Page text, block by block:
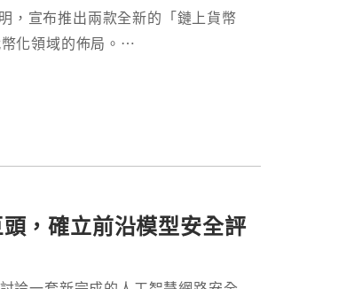
，宣布推出兩款全新的「鏈上貨幣
化領域的佈局。⋯
，確立前沿模型安全評